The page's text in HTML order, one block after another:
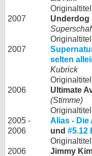
2007
Underdog
2007
selten
Kubrick
2006
Ultimate
(Stimme)
2005 -
2006
Alias - Die
und #5.12
2006
Jimmy